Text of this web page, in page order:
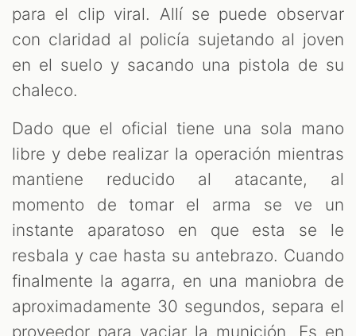
para el clip viral. Allí se puede observar
con claridad al policía sujetando al joven
en el suelo y sacando una pistola de su
chaleco.
Dado que el oficial tiene una sola mano
libre y debe realizar la operación mientras
mantiene reducido al atacante, al
momento de tomar el arma se ve un
instante aparatoso en que esta se le
resbala y cae hasta su antebrazo. Cuando
finalmente la agarra, en una maniobra de
aproximadamente 30 segundos, separa el
proveedor para vaciar la munición. Es en